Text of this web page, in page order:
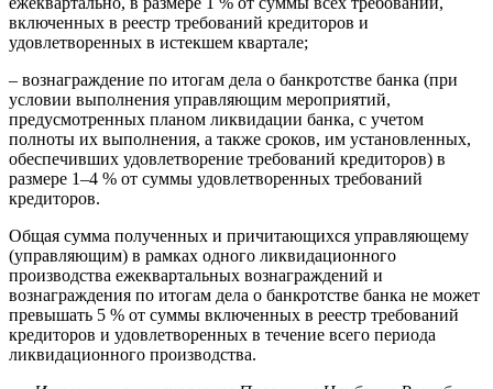
включенных в реестр требований кредиторов и
удовлетворенных в истекшем квартале;
– вознаграждение по итогам дела о банкротстве банка (при
условии выполнения управляющим мероприятий,
предусмотренных планом ликвидации банка, с учетом
полноты их выполнения, а также сроков, им установленных,
обеспечивших удовлетворение требований кредиторов) в
размере 1–4 % от суммы удовлетворенных требований
кредиторов.
Общая сумма полученных и причитающихся управляющему
(управляющим) в рамках одного ликвидационного
производства ежеквартальных вознаграждений и
вознаграждения по итогам дела о банкротстве банка не может
превышать 5 % от суммы включенных в реестр требований
кредиторов и удовлетворенных в течение всего периода
ликвидационного производства.